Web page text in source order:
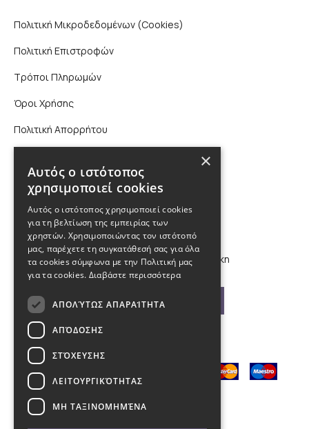
Πολιτική Μικροδεδομένων (Cookies)
Πολιτική Επιστροφών
Τρόποι Πληρωμών
Όροι Χρήσης
Πολιτική Απορρήτου
210 9880988, 2310 224 460
info@kybosonline.gr
Εθνικής Αμύνης 44, 54621, Θεσσαλονίκη
Βρείτε μας στο χάρτη
×
Αυτός ο ιστότοπος
χρησιμοποιεί cookies
Αυτός ο ιστότοπος χρησιμοποιεί cookies
για τη βελτίωση της εμπειρίας των
χρηστών. Χρησιμοποιώντας τον ιστότοπό
μας, παρέχετε τη συγκατάθεσή σας για όλα
τα cookies σύμφωνα με την Πολιτική μας
για τα cookies. Διαβάστε περισσότερα
ΑΠΟΛΎΤΩΣ ΑΠΑΡΑΊΤΗΤΑ
ΑΠΌΔΟΣΗΣ
ΣΤΌΧΕΥΣΗΣ
ΛΕΙΤΟΥΡΓΙΚΌΤΗΤΑΣ
ΜΗ ΤΑΞΙΝΟΜΗΜΈΝΑ